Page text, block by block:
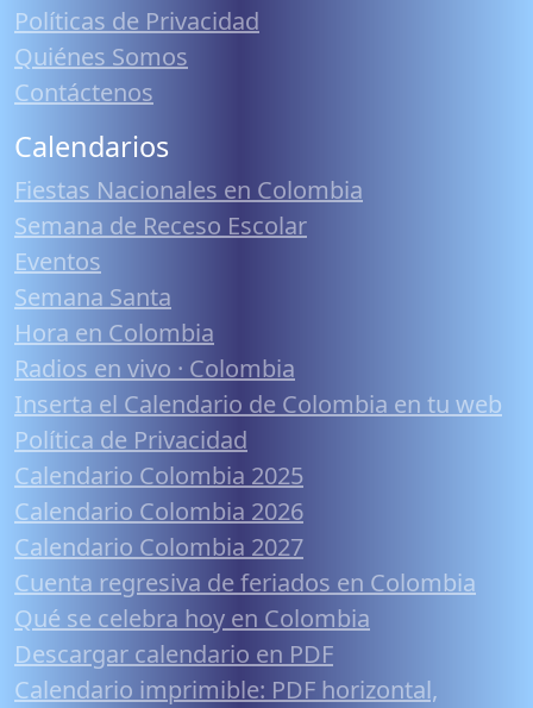
Políticas de Privacidad
Quiénes Somos
Contáctenos
Calendarios
Fiestas Nacionales en Colombia
Semana de Receso Escolar
Eventos
Semana Santa
Hora en Colombia
Radios en vivo · Colombia
Inserta el Calendario de Colombia en tu web
Política de Privacidad
Calendario Colombia 2025
Calendario Colombia 2026
Calendario Colombia 2027
Cuenta regresiva de feriados en Colombia
Qué se celebra hoy en Colombia
Descargar calendario en PDF
Calendario imprimible: PDF horizontal,